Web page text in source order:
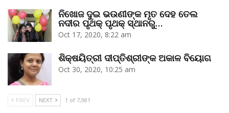
ନିଖୋଜ ଦୁଇ ଭଉଣୀଙ୍କ ମୃତ ଦେହ ତେଲ
ନଦୀର ପୃଥକ୍‌ ପୃଥକ୍‌ ସ୍ଥାନରୁ…
Oct 17, 2020, 8:22 am
ଶିକ୍ଷୟିତ୍ରୀ ଦୀପ୍ତିଶ୍ରୀଙ୍କ ଅକାଳ ବିୟୋଗ
Oct 30, 2020, 10:25 am
PREV NEXT 1 of 7,981